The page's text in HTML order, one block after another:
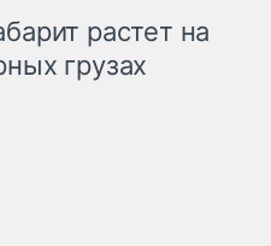
растет на
грузах